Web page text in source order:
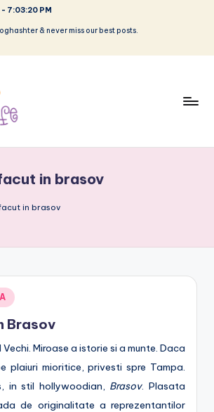
- 7:03:21 PM
& never miss our best posts.
in brasov
in brasov
Brasov
Vechi. Miroase a istorie si a munte. Daca
plaiuri mioritice, privesti spre Tampa.
in stil hollywoodian, Brasov. Plasata
de originalitate a reprezentantilor